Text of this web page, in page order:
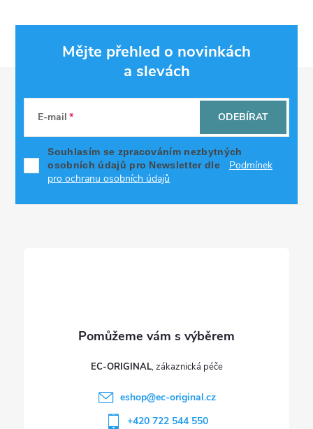
Mějte přehled o novinkách
a slevách
E-mail
Souhlasím se zpracováním nezbytných
osobních údajů pro Newsletter dle
Podmínek
pro ochranu osobních údajů
ODEBÍRAT
EC-ORIGINAL
eshop@ec-original.cz
+420 722 544 550